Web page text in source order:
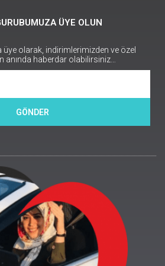
ÜYE OLUN
olarak, indirimlerimizden ve özel
anında haberdar olabilirsiniz…
GÖNDER